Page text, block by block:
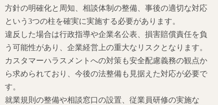
方針の明確化と周知、相談体制の整備、事後の適切な対応
という3つの柱を確実に実施する必要があります。
違反した場合は行政指導や企業名公表、損害賠償責任を負
う可能性があり、企業経営上の重大なリスクとなります。
カスタマーハラスメントへの対策も安全配慮義務の観点か
ら求められており、今後の法整備も見据えた対応が必要で
す。
就業規則の整備や相談窓口の設置、従業員研修の実施な